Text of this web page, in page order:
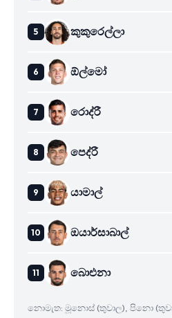
කුකුරෙල්ලා
ඕල්මෝ
රොද්රී
පෙද්රී
යාමාල්
ඔයාර්සාබාල්
බාෙඑනා
නොමැත: මූනොස් (තුවාල), පිනො